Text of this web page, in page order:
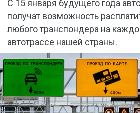
С 15 января будущего года
получат возможность
любого транспондера на
автотрассе нашей страны.